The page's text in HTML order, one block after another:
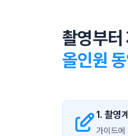
촬영부터
올인원
1. 촬영
가이드에